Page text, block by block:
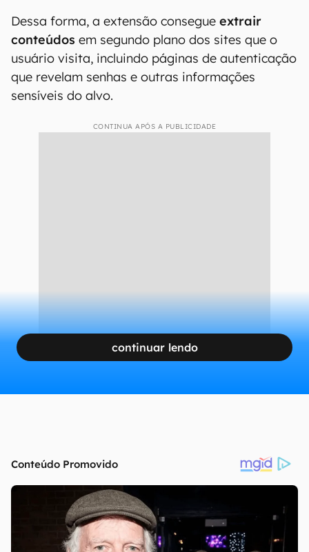
Dessa forma, a extensão consegue extrair
conteúdos em segundo plano dos sites que o
usuário visita, incluindo páginas de autenticação
que revelam senhas e outras informações
sensíveis do alvo.
CONTINUA APÓS A PUBLICIDADE
continuar lendo